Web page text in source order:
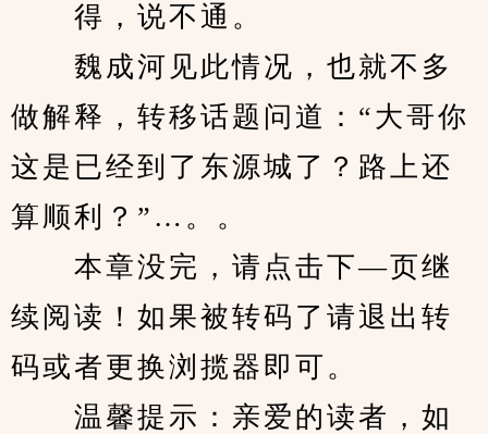
得，说不通。
魏成河见此情况，也就不多
做解释，转移话题问道：“大哥你
这是已经到了东源城了？路上还
算顺利？”…。。
本章没完，请点击下—页继
续阅读！如果被转码了请退出转
码或者更换浏揽器即可。
温馨提示：亲爱的读者，如